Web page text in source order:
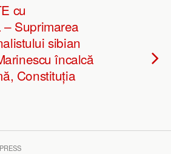
cu
Suprimarea
sibian
încalcă
Constituția